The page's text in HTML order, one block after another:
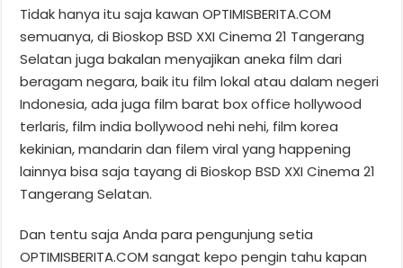
Tidak hanya itu saja kawan OPTIMISBERITA.COM
semuanya, di Bioskop BSD XXI Cinema 21 Tangerang
Selatan juga bakalan menyajikan aneka film dari
beragam negara, baik itu film lokal atau dalam negeri
Indonesia, ada juga film barat box office hollywood
terlaris, film india bollywood nehi nehi, film korea
kekinian, mandarin dan filem viral yang happening
lainnya bisa saja tayang di Bioskop BSD XXI Cinema 21
Tangerang Selatan.
Dan tentu saja Anda para pengunjung setia
OPTIMISBERITA.COM sangat kepo pengin tahu kapan